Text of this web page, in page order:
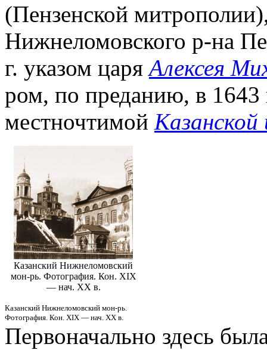
(Пензенской
Нижнеломовского р-на
г. указом царяАлексея
ром, по преданию, в 1643
местночтимой
Казанский Нижнеломовский
мон-рь. Фотография. Кон. XIX
— нач. ХХ в.
Казанский Нижнеломовский мон-рь.
Фотография. Кон. XIX — нач. ХХ в.
Первоначально здесь